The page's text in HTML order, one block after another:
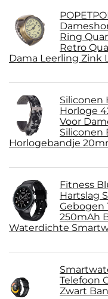
Ring
Retro
Dama Leerling Zink
Siliconen
Horloge
Voor
Siliconen
Horlogebandje
Fitness
Hartslag
Gebogen
250mAh
Waterdichte
Telefoon
Zwart